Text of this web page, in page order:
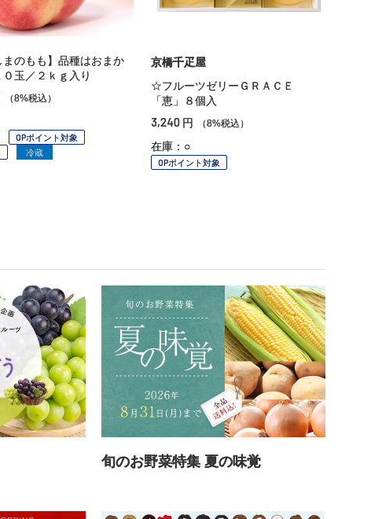
まのもも】品種はおまか
玉／２ｋｇ入り
（8%税込）
OPポイント対象
冷蔵
京橋千疋屋
☆フルーツゼリーＧＲＡＣＥ
「恵」８個入
3,240 円 （8%税込）
在庫：○
OPポイント対象
旬のお野菜特集 夏の味覚